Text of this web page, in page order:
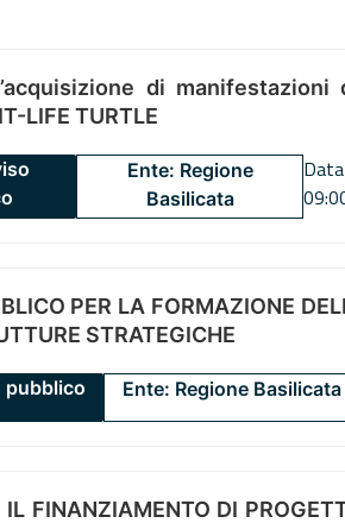
di
LIFE TURTLE
Ente: Regione
Basilicata
PER LA FORMAZIONE
STRATEGICHE
pubblico Ente: Regione Basilicata
IL FINANZIAMENTO DI